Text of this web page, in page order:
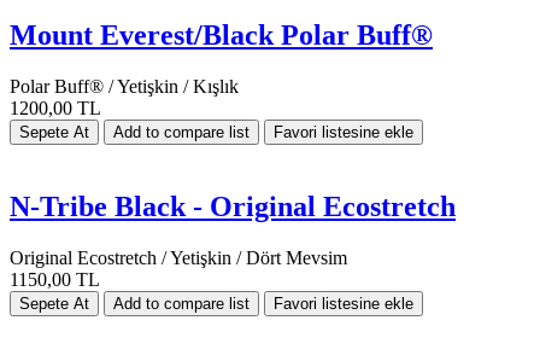
Mount Everest/Black Polar Buff®
Polar Buff® / Yetişkin / Kışlık
1200,00 TL
N-Tribe Black - Original Ecostretch
Original Ecostretch / Yetişkin / Dört Mevsim
1150,00 TL